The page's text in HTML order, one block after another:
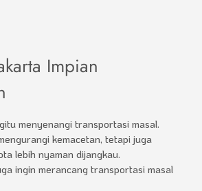
Impian
menyenangi transportasi masal.
kemacetan, tetapi juga
lebih nyaman dijangkau.
ingin merancang transportasi masal